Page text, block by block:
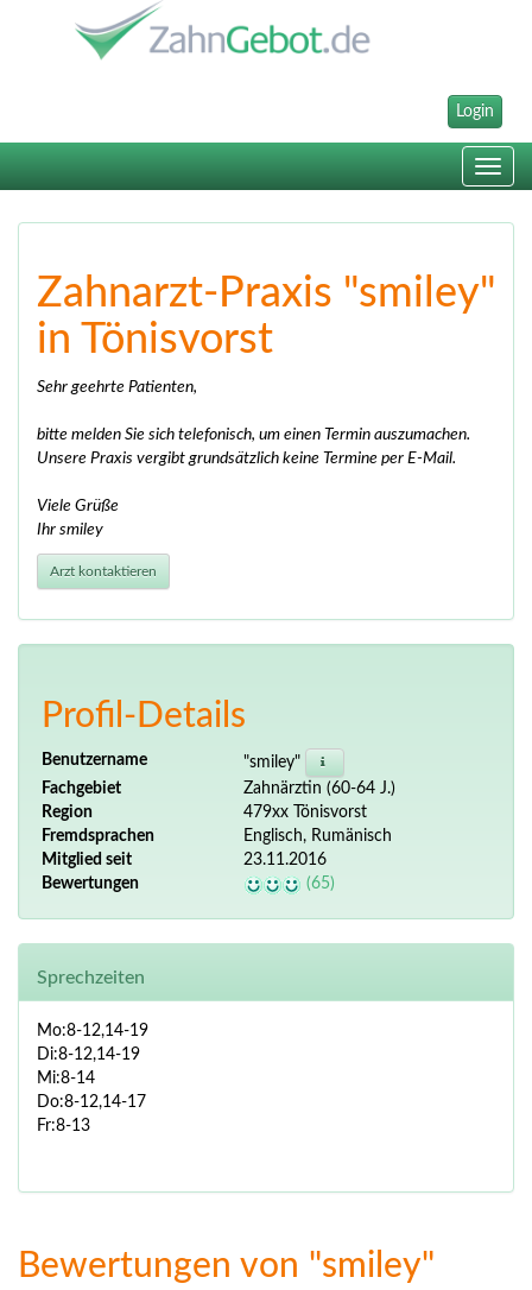
Login
Toggle
Zahnarzt-Praxis "smiley"
in Tönisvorst
Sehr geehrte Patienten,
bitte melden Sie sich telefonisch, um einen Termin auszumachen.
Unsere Praxis vergibt grundsätzlich keine Termine per E-Mail.
Viele Grüße
Ihr smiley
Arzt kontaktieren
Profil-Details
Benutzername
"smiley"
Fachgebiet
Zahnärztin (60-64 J.)
Region
479xx Tönisvorst
Fremdsprachen
Englisch, Rumänisch
Mitglied seit
23.11.2016
Bewertungen
(65)
Sprechzeiten
Mo:8-12,14-19
Di:8-12,14-19
Mi:8-14
Do:8-12,14-17
Fr:8-13
Bewertungen von "smiley"